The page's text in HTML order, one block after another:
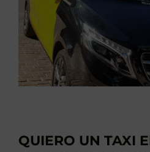
QUIERO UN TAXI